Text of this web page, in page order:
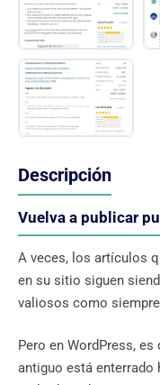
Descripción
Vuelva a publicar
A veces, los artículos
en su sitio siguen
valiosos como
Pero en WordPress,
antiguo está enterrado